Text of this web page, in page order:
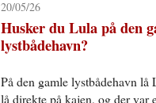
20/05/26
Husker du Lula på den
lystbådehavn?
På den gamle lystbådehavn lå
lå direkte på kajen, og der var